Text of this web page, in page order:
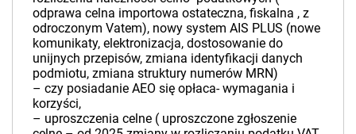
odprawa celna importowa ostateczna, fiskalna , z
odroczonym Vatem), nowy system AIS PLUS (nowe
komunikaty, elektronizacja, dostosowanie do
unijnych przepisów, zmiana identyfikacji danych
podmiotu, zmiana struktury numerów MRN)
– czy posiadanie AEO się opłaca- wymagania i
korzyści,
– uproszczenia celne ( uproszczone zgłoszenie